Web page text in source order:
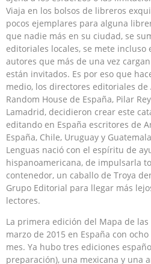
Viaja en los bolsos de libreros
pocos ejemplares para alguna
que nadie más en su ciudad, se
editoriales locales, se mete incluso
autores que más de una vez
están invitados. Es por eso que
medio, los directores editoriales
Random House de España, Pilar
Lamadrid, decidieron crear este
editando en España escritores de
España, Chile, Uruguay y
Lenguas nació con el espíritu de
hispanoamericana, de impulsarla
contenedor, un caballo de Troya
Grupo Editorial para llegar más
lectores.
La primera edición del Mapa de
marzo de 2015 en España con
mes. Ya hubo tres ediciones
preparación), una mexicana y una